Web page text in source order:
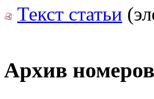
Текст статьи
Архив номеров